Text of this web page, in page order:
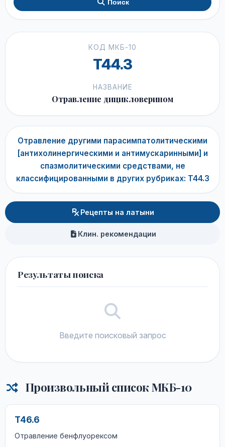
Поиск
КОД МКБ-10
T44.3
НАЗВАНИЕ
Отравление дицикловерином
Отравление другими парасимпатолитическими
[антихолинергическими и антимускаринными] и
спазмолитическими средствами, не
классифицированными в других рубриках: T44.3
Рецепты на латыни
Клин. рекомендации
Результаты поиска
Введите поисковый запрос
Произвольный список МКБ-10
T46.6
Отравление бенфлуорексом